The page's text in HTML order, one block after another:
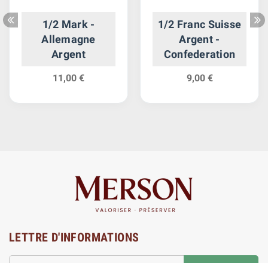
1/2 Mark -
Allemagne
Argent
11,00 €
1/2 Franc Suisse
Argent -
Confederation
9,00 €
LETTRE D'INFORMATIONS